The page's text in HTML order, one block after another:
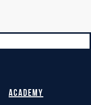
Academy